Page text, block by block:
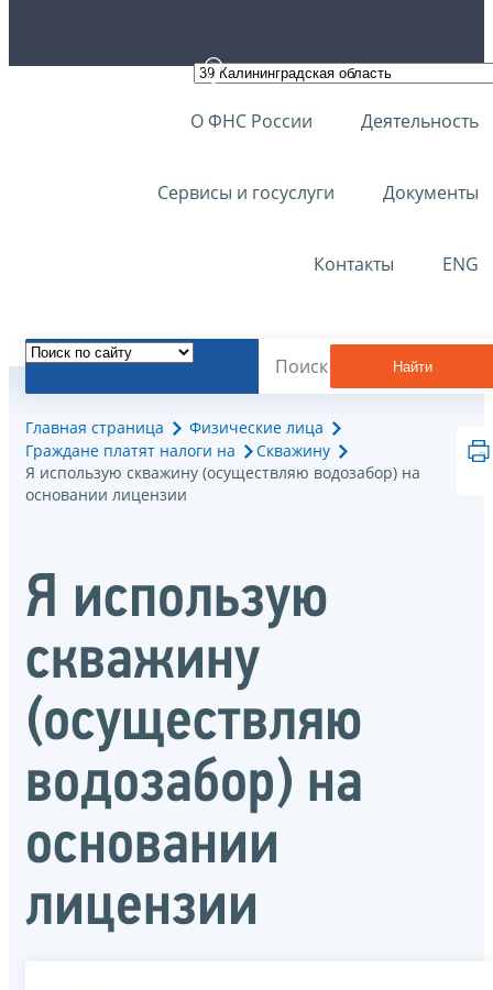
О ФНС России Деятельность
Сервисы и госуслуги Документы
Контакты ENG
Найти
Главная страница
Физические лица
Граждане платят налоги на
Скважину
Я использую скважину (осуществляю водозабор) на
основании лицензии
Я использую
скважину
(осуществляю
водозабор) на
основании
лицензии